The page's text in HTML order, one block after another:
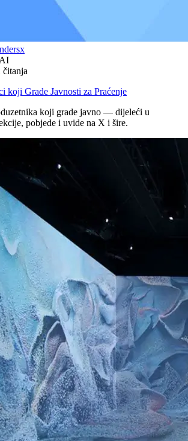
x
čitanja
koji Grade Javnosti za Praćenje
koji grade javno — dijeleći u
pobjede i uvide na X i šire.